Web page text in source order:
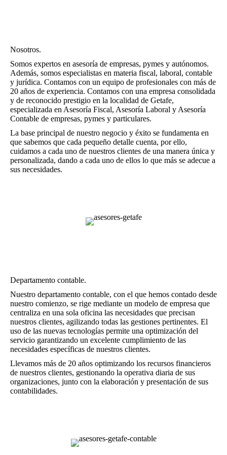
Nosotros.
Somos expertos en asesoría de empresas, pymes y autónomos.
Además, somos especialistas en materia fiscal, laboral, contable
y jurídica. Contamos con un equipo de profesionales con más de
20 años de experiencia. Contamos con una empresa consolidada
y de reconocido prestigio en la localidad de Getafe,
especializada en Asesoría Fiscal, Asesoría Laboral y Asesoría
Contable de empresas, pymes y particulares.
La base principal de nuestro negocio y éxito se fundamenta en
que sabemos que cada pequeño detalle cuenta, por ello,
cuidamos a cada uno de nuestros clientes de una manera única y
personalizada, dando a cada uno de ellos lo que más se adecue a
sus necesidades.
Departamento contable.
Nuestro departamento contable, con el que hemos contado desde
nuestro comienzo, se rige mediante un modelo de empresa que
centraliza en una sola oficina las necesidades que precisan
nuestros clientes, agilizando todas las gestiones pertinentes. El
uso de las nuevas tecnologías permite una optimización del
servicio garantizando un excelente cumplimiento de las
necesidades específicas de nuestros clientes.
Llevamos más de 20 años optimizando los recursos financieros
de nuestros clientes, gestionando la operativa diaria de sus
organizaciones, junto con la elaboración y presentación de sus
contabilidades.